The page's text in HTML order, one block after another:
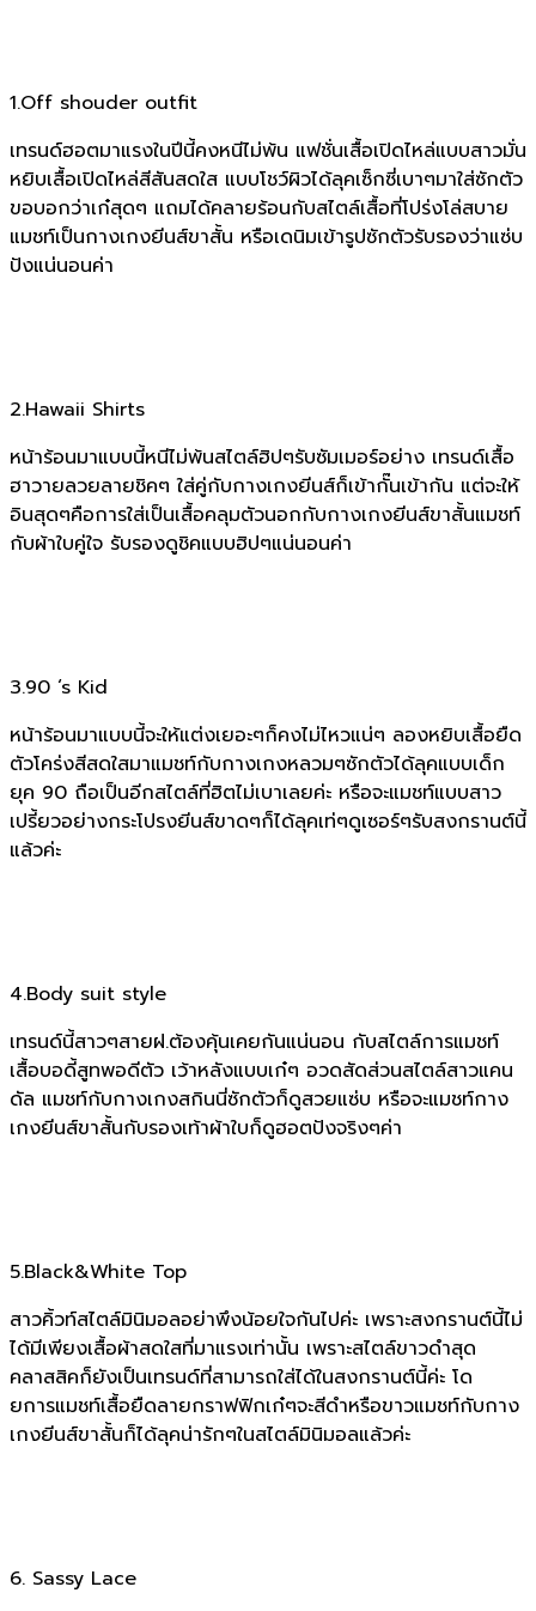
1.Off shouder outfit
เทรนด์ฮอตมาแรงในปีนี้คงหนีไม่พ้น แฟชั่นเสื้อเปิดไหล่แบบสาวมั่น
หยิบเสื้อเปิดไหล่สีสันสดใส แบบโชว์ผิวได้ลุคเซ็กซี่เบาๆมาใส่ซักตัว
ขอบอกว่าเก๋สุดๆ แถมได้คลายร้อนกับสไตล์เสื้อที่โปร่งโล่สบาย
แมชท์เป็นกางเกงยีนส์ขาสั้น หรือเดนิมเข้ารูปซักตัวรับรองว่าแซ่บ
ปังแน่นอนค่า
2.Hawaii Shirts
หน้าร้อนมาแบบนี้หนีไม่พ้นสไตล์ฮิปๆรับซัมเมอร์อย่าง เทรนด์เสื้อ
ฮาวายลวยลายชิคๆ ใส่คู่กับกางเกงยีนส์ก็เข้ากั๊นเข้ากัน แต่จะให้
อินสุดๆคือการใส่เป็นเสื้อคลุมตัวนอกกับกางเกงยีนส์ขาสั้นแมชท์
กับผ้าใบคู่ใจ รับรองดูชิคแบบฮิปๆแน่นอนค่า
3.90 ‘s Kid
หน้าร้อนมาแบบนี้จะให้แต่งเยอะๆก็คงไม่ไหวแน่ๆ ลองหยิบเสื้อยืด
ตัวโคร่งสีสดใสมาแมชท์กับกางเกงหลวมๆซักตัวได้ลุคแบบเด็ก
ยุค 90 ถือเป็นอีกสไตล์ที่ฮิตไม่เบาเลยค่ะ หรือจะแมชท์แบบสาว
เปรี้ยวอย่างกระโปรงยีนส์ขาดๆก็ได้ลุคเท่ๆดูเซอร์ๆรับสงกรานต์นี้
แล้วค่ะ
4.Body suit style
เทรนด์นี้สาวๆสายฝ.ต้องคุ้นเคยกันแน่นอน กับสไตล์การแมชท์
เสื้อบอดี้สูทพอดีตัว เว้าหลังแบบเก๋ๆ อวดสัดส่วนสไตล์สาวแคน
ดัล แมชท์กับกางเกงสกินนี่ซักตัวก็ดูสวยแซ่บ หรือจะแมชท์กาง
เกงยีนส์ขาสั้นกับรองเท้าผ้าใบก็ดูฮอตปังจริงๆค่า
5.Black&White Top
สาวคิ้วท์สไตล์มินิมอลอย่าพึงน้อยใจกันไปค่ะ เพราะสงกรานต์นี้ไม่
ได้มีเพียงเสื้อผ้าสดใสที่มาแรงเท่านั้น เพราะสไตล์ขาวดำสุด
คลาสสิคก็ยังเป็นเทรนด์ที่สามารถใส่ได้ในสงกรานต์นี้ค่ะ โด
ยการแมชท์เสื้อยืดลายกราฟฟิกเก๋ๆจะสีดำหรือขาวแมชท์กับกาง
เกงยีนส์ขาสั้นก็ได้ลุคน่ารักๆในสไตล์มินิมอลแล้วค่ะ
6. Sassy Lace